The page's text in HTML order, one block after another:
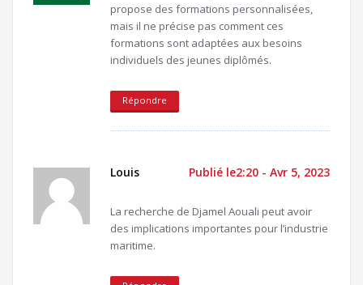
propose des formations personnalisées,
mais il ne précise pas comment ces
formations sont adaptées aux besoins
individuels des jeunes diplômés.
Répondre
Louis Publié le2:20 - Avr 5, 2023
La recherche de Djamel Aouali peut avoir
des implications importantes pour l’industrie
maritime.